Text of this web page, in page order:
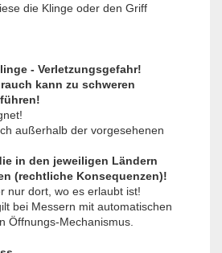
die Klinge oder den Griff
- Verletzungsgefahr!
kann zu schweren
außerhalb der vorgesehenen
in den jeweiligen Ländern
(rechtliche Konsequenzen)!
nur dort, wo es erlaubt ist!
bei Messern mit automatischen
Öffnungs-Mechanismus.